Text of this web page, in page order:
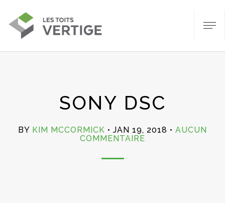
SONY DSC
BY KIM MCCORMICK JAN 19, 2018
AUCUN
COMMENTAIRE